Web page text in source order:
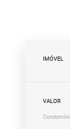
IMÓVEL
VALOR